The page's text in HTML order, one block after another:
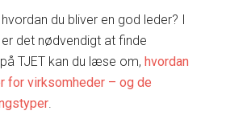
du bliver en god leder? I
det nødvendigt at finde
TJET kan du læse om,hvordan
for virksomheder – og de
.